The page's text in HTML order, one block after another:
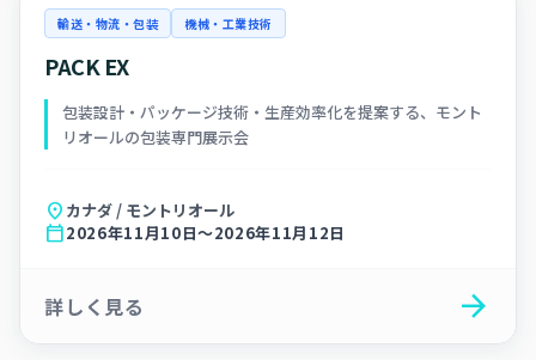
輸送・物流・包装 機械・工業技術
PACK EX
包装設計・パッケージ技術・生産効率化を提案する、モント
リオールの包装専門展示会
location_on カナダ / モントリオール
calendar_today2026年11月10日～2026年11月12日
詳しく見る arrow_forward